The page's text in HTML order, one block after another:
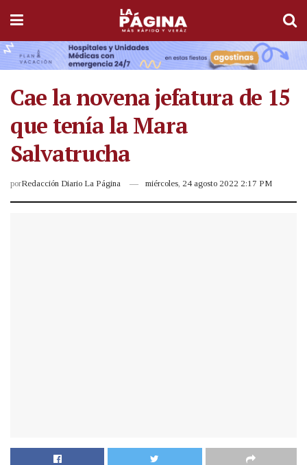
Cae la novena jefatura de 15
que tenía la Mara
Salvatrucha
porRedacción Diario La Página miércoles, 24 agosto 2022 2:17 PM